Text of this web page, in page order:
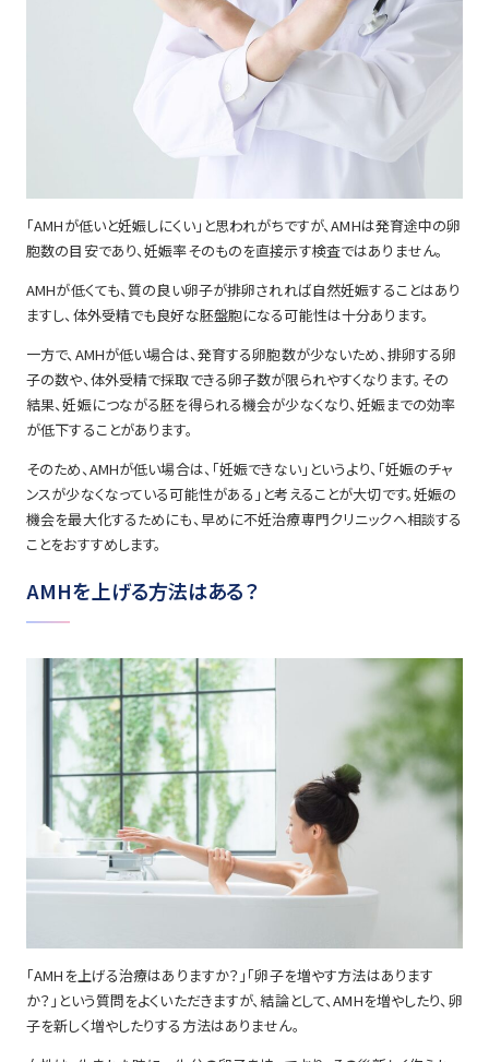
「AMHが低いと妊娠しにくい」と思われがちですが、AMHは発育途中の卵
胞数の目安であり、妊娠率そのものを直接示す検査ではありません。
AMHが低くても、質の良い卵子が排卵されれば自然妊娠することはあり
ますし、体外受精でも良好な胚盤胞になる可能性は十分あります。
一方で、AMHが低い場合は、発育する卵胞数が少ないため、排卵する卵
子の数や、体外受精で採取できる卵子数が限られやすくなります。その
結果、妊娠につながる胚を得られる機会が少なくなり、妊娠までの効率
が低下することがあります。
そのため、AMHが低い場合は、「妊娠できない」というより、「妊娠のチャ
ンスが少なくなっている可能性がある」と考えることが大切です。妊娠の
機会を最大化するためにも、早めに不妊治療専門クリニックへ相談する
ことをおすすめします。
AMHを上げる方法はある？
「AMHを上げる治療はありますか？」「卵子を増やす方法はあります
か？」という質問をよくいただきますが、結論として、AMHを増やしたり、卵
子を新しく増やしたりする方法はありません。